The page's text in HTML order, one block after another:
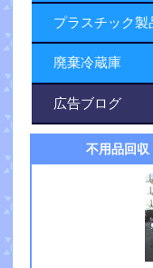
プラスチック製
廃棄冷蔵庫
広告ブログ
不用品回